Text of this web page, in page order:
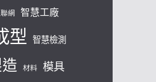
網 智慧工廠
型 智慧檢測
材料 模具